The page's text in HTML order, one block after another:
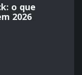
o que
2026